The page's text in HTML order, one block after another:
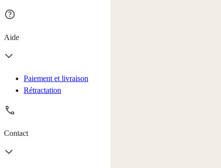
Aide
Paiement et livraison
Rétractation
Contact